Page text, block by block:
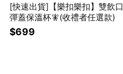
[快速出貨]【樂扣樂扣】雙飲口
彈蓋保溫杯🧚(收禮者任選款)
$699